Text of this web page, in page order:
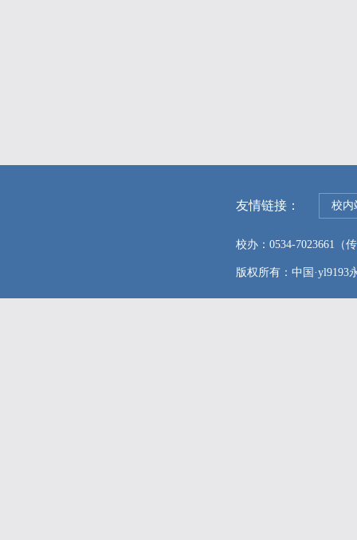
友情链接： 校内
校办：0534-7023661（
版权所有：中国